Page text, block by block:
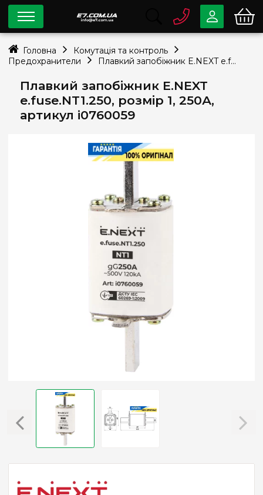
Плавкий запобіжник E.NEXT
e.fuse.NT1.250, розмір 1, 250А,
артикул i0760059
0 80033-63-07
info@e7.com.ua
044334-79-78
Viber Telegram
Головна
Комутація та контроль
Предохранители
Плавкий запобіжник E.NEXT e.fuse.NT1.250, розмір 1, 250А, артикул i0760059